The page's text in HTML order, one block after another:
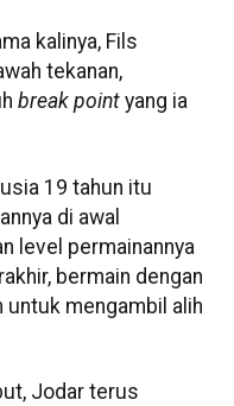
kalinya, Fils
tekanan,
break point yang ia
19 tahun itu
di awal
level permainannya
bermain dengan
untuk mengambil alih
Jodar terus